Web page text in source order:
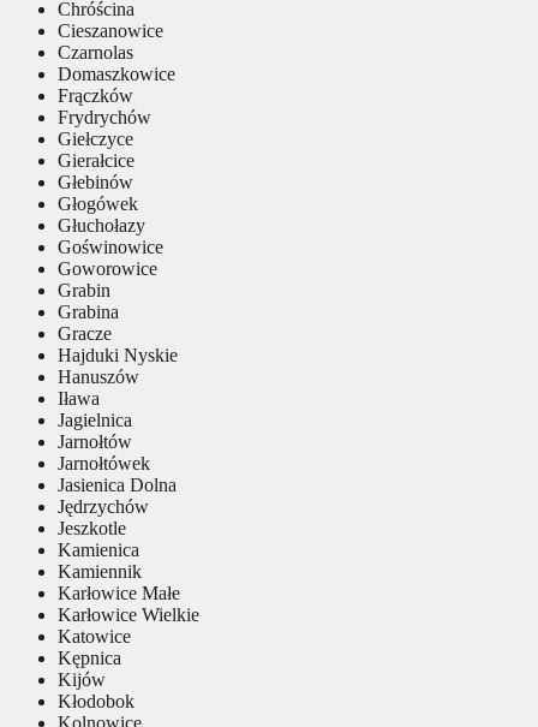
Chróścina
Cieszanowice
Czarnolas
Domaszkowice
Frączków
Frydrychów
Giełczyce
Gierałcice
Głebinów
Głogówek
Głuchołazy
Goświnowice
Goworowice
Grabin
Grabina
Gracze
Hajduki Nyskie
Hanuszów
Iława
Jagielnica
Jarnołtów
Jarnołtówek
Jasienica Dolna
Jędrzychów
Jeszkotle
Kamienica
Kamiennik
Karłowice Małe
Karłowice Wielkie
Katowice
Kępnica
Kijów
Kłodobok
Kolnowice